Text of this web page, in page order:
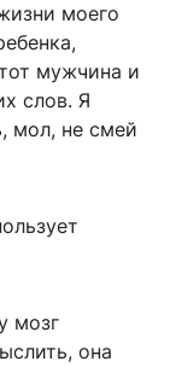
моего
мужчина и
слов. Я
мол, не смей
мозг
она